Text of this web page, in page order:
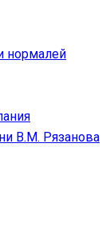
нормалей
В.М. Рязанова